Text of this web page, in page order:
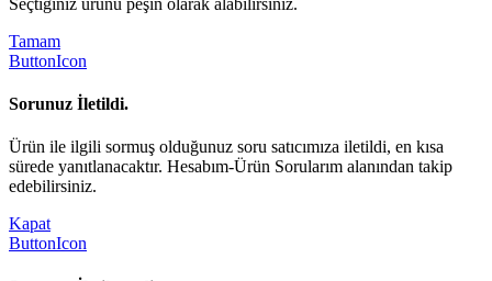
Tamam
ButtonIcon
Sorunuz İletildi.
Ürün ile ilgili sormuş olduğunuz soru satıcımıza iletildi, en kısa
sürede yanıtlanacaktır. Hesabım-Ürün Sorularım alanından takip
edebilirsiniz.
Kapat
ButtonIcon